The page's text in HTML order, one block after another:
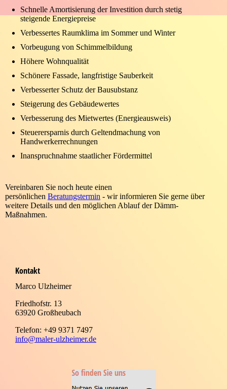
Schnelle Amortisierung der Investition durch stetig
steigende Energiepreise
Verbessertes Raumklima im Sommer und Winter
Vorbeugung von Schimmelbildung
Höhere Wohnqualität
Schönere Fassade, langfristige Sauberkeit
Verbesserter Schutz der Bausubstanz
Steigerung des Gebäudewertes
Verbesserung des Mietwertes (Energieausweis)
Steuerersparnis durch Geltendmachung von
Handwerkerrechnungen
Inanspruchnahme staatlicher Fördermittel
Vereinbaren Sie noch heute einen
persönlichen Beratungstermin - wir informieren Sie gerne über
weitere Details und den möglichen Ablauf der Dämm-
Maßnahmen.
Kontakt
Marco Ulzheimer
Friedhofstr. 13
63920 Großheubach
Telefon: +49 9371 7497
info@maler-ulzheimer.de